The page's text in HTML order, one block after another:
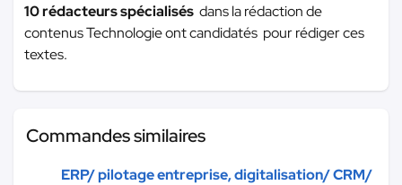
10 rédacteurs spécialisés dans la rédaction de
contenus Technologie ont candidatés pour rédiger ces
textes.
Commandes similaires
ERP/ pilotage entreprise, digitalisation/ CRM/